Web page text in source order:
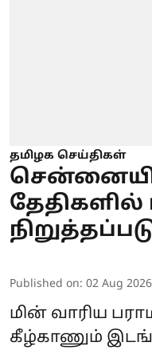
தமிழக செய்திகள்
தேதிகளில்
Published on: 02 Aug
மின் வாரிய
கீழ்காணும்